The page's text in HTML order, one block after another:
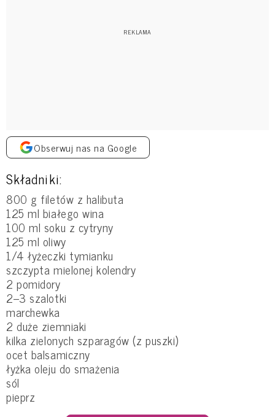
Obserwuj nas na Google
Składniki:
800 g filetów z halibuta
125 ml białego wina
100 ml soku z cytryny
125 ml oliwy
1/4 łyżeczki tymianku
szczypta mielonej kolendry
2 pomidory
2–3 szalotki
marchewka
2 duże ziemniaki
kilka zielonych szparagów (z puszki)
ocet balsamiczny
łyżka oleju do smażenia
sól
pieprz